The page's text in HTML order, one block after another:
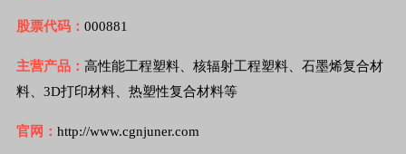
股票代码： 000881
主营产品： 高性能工程塑料、核辐射工程塑料、石墨烯复合材
料、3D打印材料、热塑性复合材料等
官网： http://www.cgnjuner.com